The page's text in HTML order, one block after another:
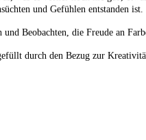
und Gefühlen entstanden ist.
und Beobachten, die Freude an
durch den Bezug zur